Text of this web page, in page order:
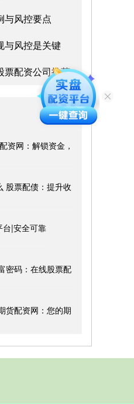
与风控要点
与风控是关键
票配资公司推荐
资网：解锁资金，
股票配债：提升收
|安全可靠
密码：在线股票配
货配资网：您的期